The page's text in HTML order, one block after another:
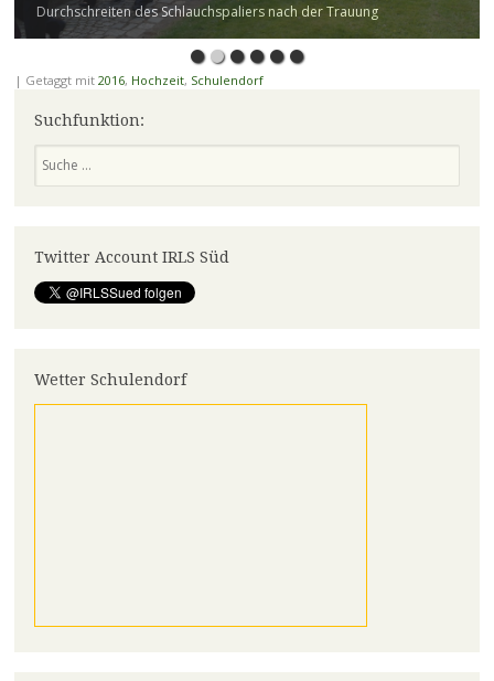
Durchschreiten des Schlauchspaliers nach der Trauung
| Getaggt mit 2016, Hochzeit, Schulendorf
Suchfunktion:
Twitter Account IRLS Süd
Wetter Schulendorf